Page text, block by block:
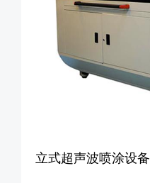
立式超声波喷涂设备